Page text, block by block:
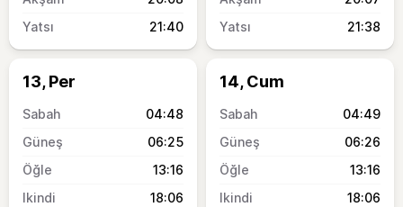
21:40
21:38
13, Per
04:48
06:25
13:16
18:06
14, Cum
04:49
06:26
13:16
18:06